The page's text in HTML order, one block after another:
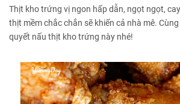
Thịt kho trứng vị ngon hấp dẫn, ngọt ngọt,
thịt mềm chắc chắn sẽ khiến cả nhà mê.
quyết nấu thịt kho trứng này nhé!